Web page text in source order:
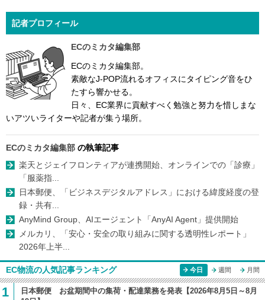
記者プロフィール
ECのミカタ編集部
ECのミカタ編集部。
素敵なJ-POP流れるオフィスにタイピング音をひ
たすら響かせる。
日々、EC業界に貢献すべく勉強と努力を惜しまな
いアツいライターや記者が集う場所。
ECのミカタ編集部 の執筆記事
楽天とジェイフロンティアが連携開始、オンラインでの「診療」
「服薬指...
日本郵便、「ビジネスデジタルアドレス」における緯度経度の登
録・共有...
AnyMind Group、AIエージェント「AnyAI Agent」提供開始
メルカリ、「安心・安全の取り組みに関する透明性レポート」
2026年上半...
EC物流の人気記事ランキング 今日 週間 月間
1
日本郵便 お盆期間中の集荷・配達業務を発表【2026年8月5日～8月